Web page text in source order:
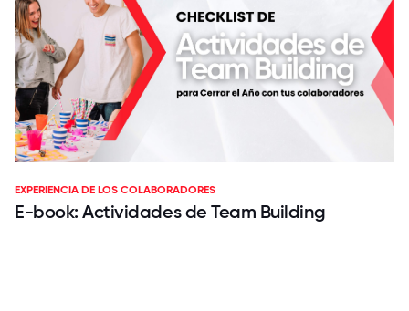
EXPERIENCIA DE LOS COLABORADORES
E-book: Actividades de Team Building